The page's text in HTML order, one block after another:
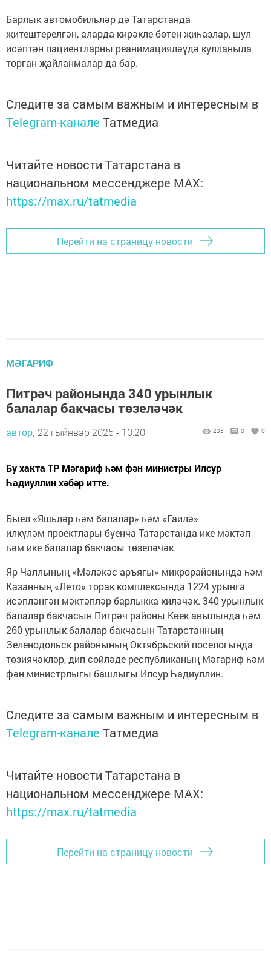
Барлык автомобильләр дә Татарстанда
җитештерелгән, аларда кирәкле бөтен җиһазлар, шул
исәптән пациентларны реанимацияләүдә кулланыла
торган җайланмалар да бар.
Следите за самым важным и интересным в
Telegram-канале Татмедиа
Читайте новости Татарстана в
национальном мессенджере MАХ:
https://max.ru/tatmedia
Перейти на страницу новости
МӘГАРИФ
Питрәч районында 340 урынлык
балалар бакчасы төзеләчәк
автор, 22 гыйнвар 2025 - 10:20 235 0 0
Бу хакта ТР Мәгариф һәм фән министры Илсур
Һадиуллин хәбәр итте.
Быел «Яшьләр һәм балалар» һәм «Гаилә»
илкүләм проектлары буенча Татарстанда ике мәктәп
һәм ике балалар бакчасы төзеләчәк.
Яр Чаллының «Мәләкәс аръягы» микрорайонында һәм
Казанның «Лето» торак комплексында 1224 урынга
исәпләнгән мәктәпләр барлыкка киләчәк. 340 урынлык
балалар бакчасын Питрәч районы Көек авылында һәм
260 урынлык балалар бакчасын Татарстанның
Зеленодольск районының Октябрьский поселогында
төзиячәкләр, дип сөйләде республиканың Мәгариф һәм
фән министрлыгы башлыгы Илсур Һадиуллин.
Следите за самым важным и интересным в
Telegram-канале Татмедиа
Читайте новости Татарстана в
национальном мессенджере MАХ:
https://max.ru/tatmedia
Перейти на страницу новости